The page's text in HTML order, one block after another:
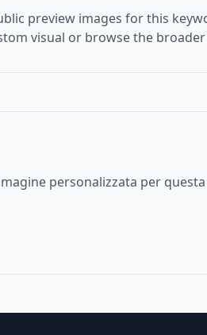
preview images for this
visual or browse the
personalizzata per